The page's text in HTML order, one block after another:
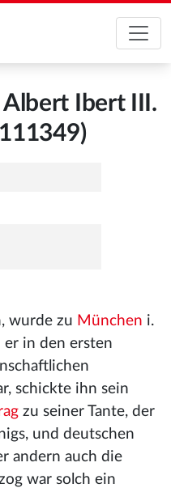
Albert Ibert III.
wurde zu München i.
er in den ersten
schickte ihn sein
zu seiner Tante, der
und deutschen
andern auch die
war solch ein